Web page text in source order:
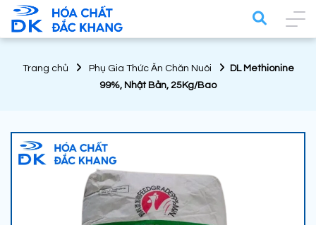
Trang chủ Phụ Gia Thức Ăn Chăn Nuôi
DL Methionine
99%, Nhật Bản, 25Kg/Bao